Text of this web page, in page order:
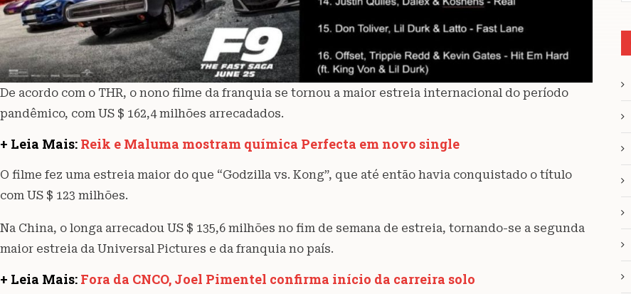
De acordo com o THR, o nono filme da franquia se tornou a maior estreia internacional do período
pandêmico, com US $ 162,4 milhões arrecadados.
+ Leia Mais: Reik e Maluma mostram química Perfecta em novo single
O filme fez uma estreia maior do que “Godzilla vs. Kong”, que até então havia conquistado o título
com US $ 123 milhões.
Na China, o longa arrecadou US $ 135,6 milhões no fim de semana de estreia, tornando-se a segunda
maior estreia da Universal Pictures e da franquia no país.
+ Leia Mais: Fora da CNCO, Joel Pimentel confirma início da carreira solo